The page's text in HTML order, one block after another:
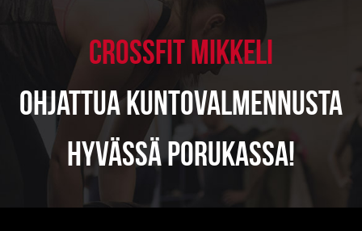
CROSSFIT MIKKELI
OHJATTUA KUNTOVALMENNUSTA
HYVÄSSÄ PORUKASSA!